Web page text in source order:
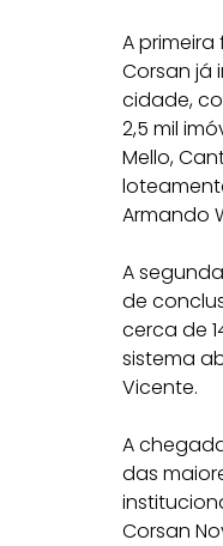
A
Corsan já
cidade,
2,5 mil
Mello,
Armando
A
de
cerca de
sistema
Vicente.
A
das
Corsan